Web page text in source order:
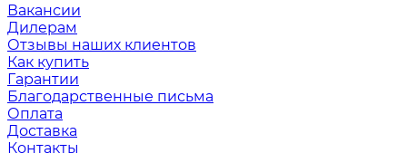
Вакансии
Дилерам
Отзывы наших клиентов
Как купить
Гарантии
Благодарственные письма
Оплата
Доставка
Контакты